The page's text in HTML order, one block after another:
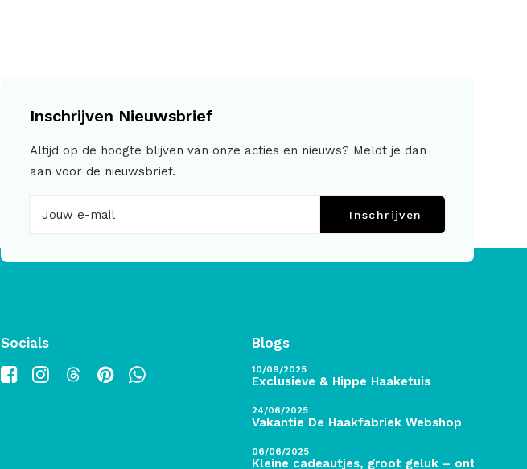
Inschrijven Nieuwsbrief
Altijd op de hoogte blijven van onze acties en nieuws? Meldt je dan
aan voor de nieuwsbrief.
Inschrijven
Socials Blogs
10/09/2025
Exclusieve & Hippe Haaketuis
24/06/2025
Vakantie De Haakfabriek Webshop
06/06/2025
Kleine cadeautjes, groot geluk – ontdek de